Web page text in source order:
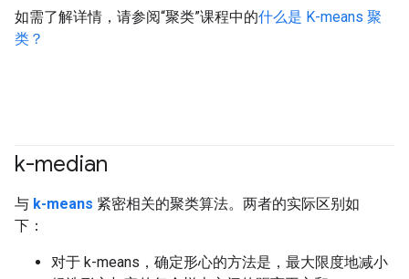
如需了解详情，请参阅“聚类”课程中的什么是 K-means 聚
类？
k-median
与 k-means 紧密相关的聚类算法。两者的实际区别如
下：
对于 k-means，确定形心的方法是，最大限度地减小